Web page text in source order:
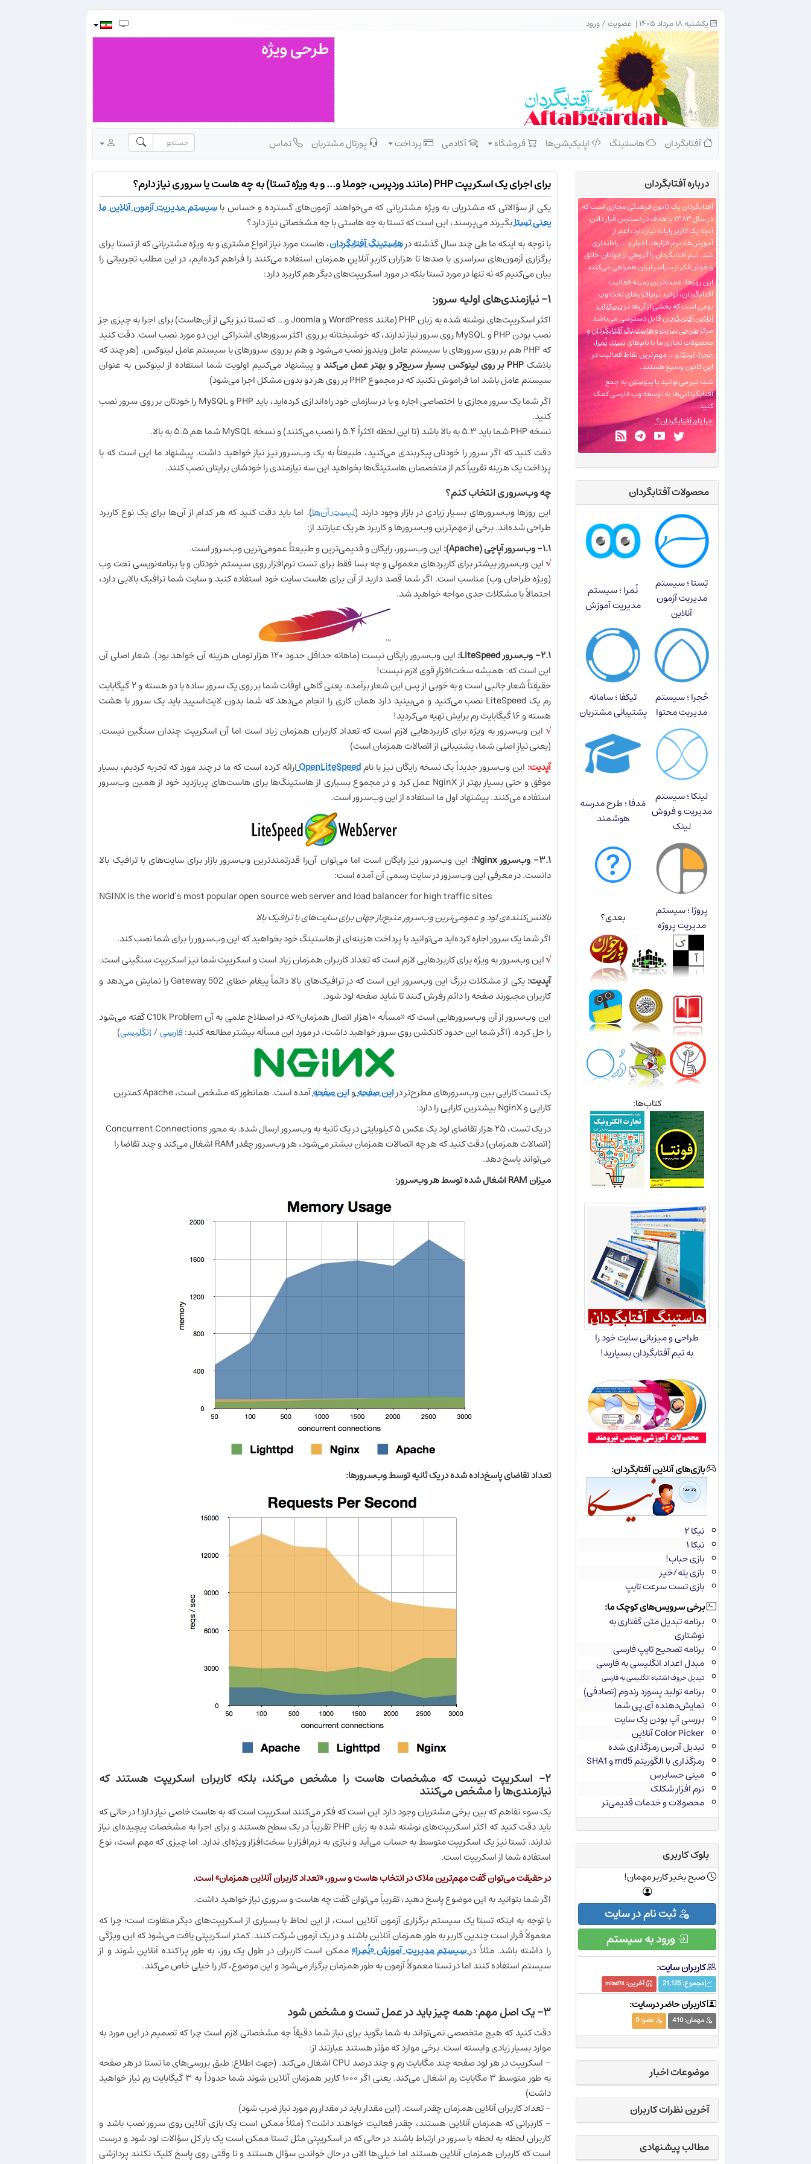
یکشنبه ۱۸ مرداد ۱۴۰۵ | عضویت/ورود
آفتابگردان هاستینگ اپلیکیشن‌ها فروشگاه آکادمی پرداخت پورتال مشتریان تماس
برای اجرای یک اسکریپت PHP (مانند وردپرس، جوملا و... و به ویژه تستا) به چه هاست یا سروری نیاز دارم؟
یکی از سؤالاتی که مشتریان به ویژه مشتریانی که می‌خواهند آزمون‌های گسترده و حساس باسیستم مدیریت آزمون آنلاین ما
یعنی تستابگیرند می‌پرسند، این است که تستا به چه هاستی با چه مشخصاتی نیاز دارد؟
با توجه به اینکه ما طی چند سال گذشته درهاستینگ آفتابگردان، هاست مورد نیاز انواع مشتری و به ویژه مشتریانی که از تستا برای
برگزاری آزمون‌های سراسری با صدها تا هزاران کاربرِ آنلاینِ همزمان استفاده می‌کنند را فراهم کرده‌ایم، در این مطلب تجربیاتی را
بیان می‌کنیم که نه تنها در مورد تستا بلکه در مورد اسکریپت‌های دیگر هم کاربرد دارد:
۱- نیازمندی‌های اولیه سرور:
اکثر اسکریپت‌های نوشته شده به زبان PHP (مانند WordPress و Joomla و... که تستا نیز یکی از آن‌هاست) برای اجرا به چیزی جز
نصب بودن PHP و MySQL روی سرور نیاز ندارند، که خوشبختانه بر روی اکثر سرورهای اشتراکی این دو مورد نصب است. دقت کنید
که PHP هم بر روی سرورهای با سیستم عامل ویندوز نصب می‌شود و هم بر روی سرورهای با سیستم عامل لینوکس. (هر چند که
بلاشکPHP بر روی لینوکس بسیار سریع‌تر و بهتر عمل می‌کند
و پیشنهاد می‌کنیم اولویت شما استفاده از لینوکس به عنوان
سیستم عامل باشد اما فراموش نکنید که در مجموع PHP بر روی هر دو بدون مشکل اجرا می‌شود)
اگر شما یک سرور مجازی یا اختصاصی اجاره و یا در سازمان خود راه‌اندازی کرده‌اید، باید PHP و MySQL را خودتان بر روی سرور نصب
کنید.
نسخه PHP شما باید ۵.۳ به بالا باشد (تا این لحظه اکثراً ۵.۴ را نصب می‌کنند) و نسخه MySQL شما هم ۵.۵ به بالا.
دقت کنید که اگر سرور را خودتان پیکربندی می‌کنید، طبیعتاً به یک وب‌سرور نیز نیاز خواهید داشت. پیشنهاد ما این است که با
پرداخت یک هزینه تقریباً کم از متخصصان هاستینگ‌ها بخواهید این سه نیازمندی را خودشان برایتان نصب کنند.
چه وب‌سروری انتخاب کنم؟
این روزها وب‌سرورهای بسیار زیادی در بازار وجود دارند (لیست آن‌ها). اما باید دقت کنید که هر کدام از آن‌ها برای یک نوع کاربرد
طراحی شده‌اند. برخی از مهم‌ترین وب‌سرورها و کاربرد هر یک عبارتند از:
۱.۱- وب‌سرور آپاچی (Apache):
این وب‌سرور، رایگان و قدیمی‌ترین و طبیعتاً عمومی‌ترین وب‌سرور است.
√این وب‌سرور بیشتر برای کاربردهای معمولی و چه بسا فقط برای تست نرم‌افزار روی سیستم خودتان و یا برنامه‌نویسی تحت وب
(ویژه طراحان وب) مناسب است. اگر شما قصد دارید از آن برای هاست سایت خود استفاده کنید و سایت شما ترافیک بالایی دارد،
احتمالاً با مشکلات جدی مواجه خواهید شد.
۲.۱- وب‌سرور LiteSpeed:
این وب‌سرور رایگان نیست (ماهانه حداقل حدود ۱۲۰ هزار تومان هزینه آن خواهد بود). شعار اصلی آن
این است که: همیشه سخت‌افزارِ قوی لازم نیست!
حقیقتاً شعار جالبی است و به خوبی از پس این شعار برآمده. یعنی گاهی اوقات شما بر روی یک سرور ساده با دو هسته و ۲ گیگابایت
رم یک LiteSpeed نصب می‌کنید و می‌بینید دارد همان کاری را انجام می‌دهد که شما بدون لایت‌اسپید باید یک سرور با هشت
هسته و ۱۶ گیگابایت رم برایش تهیه می‌کردید!
√ این وب‌سرور به ویژه برای کاربردهایی لازم است که تعداد کاربران همزمان زیاد است اما آن اسکریپت چندان سنگین نیست.
(یعنی نیازِ اصلی شما، پشتیبانی از اتصالات همزمان است)
آپدیت: این وب‌سرور جدیداً یک نسخه رایگان نیز با نامOpenLiteSpeedارائه کرده است که ما در چند مورد که تجربه کردیم، بسیار
موفق و حتی بسیار بهتر از NginX عمل کرد و در مجموع بسیاری از هاستینگ‌ها برای هاست‌های پربازدید خود از همین وب‌سرور
استفاده می‌کنند. پیشنهاد اول ما استفاده از این وب‌سرور است.
۳.۱- وب‌سرور Nginx:
این وب‌سرور نیز رایگان است اما می‌توان آن‌را قدرتمندترین وب‌سرور بازار برای سایت‌های با ترافیک بالا
دانست. در معرفی این وب‌سرور در سایت رسمی آن آمده است:
NGINX is the world’s most popular open source web server and load balancer for high traffic sites
بالانس‌کننده‌ی لود و عمومی‌ترین وب‌سرور منبع‌باز جهان برای سایت‌های با ترافیک بالا
اگر شما یک سرور اجاره کرده‌اید می‌توانید با پرداخت هزینه‌ای از هاستینگ خود بخواهید که این وب‌سرور را برای شما نصب کند.
√این وب‌سرور به ویژه برای کاربردهایی لازم است که تعداد کاربران همزمان زیاد است و اسکریپت شما نیز اسکریپت سنگینی است.
آپدیت:
یکی از مشکلات بزرگ این وب‌سرور این است که در ترافیک‌های بالا دائماً پیغام خطای Gateway 502 را نمایش می‌دهد و
کاربران مجبورند صفحه را دائم رفرش کنند تا شاید صفحه لود شود.
این وب‌سرور از آن وب‌سرورهایی است که «مسأله ۱۰هزار اتصال همزمان» که در اصطلاح علمی به آن C10k Problem گفته می‌شود
را حل کرده. (اگر شما این حدود کانکشن روی سرور خواهید داشت، در مورد این مسأله بیشتر مطالعه کنید:فارسی/انگلیسی)
یک تست کارایی بین وب‌سرورهای مطرح‌تر دراین صفحهواین صفحه
آمده است. همانطور که مشخص است، Apache کمترین
کارایی و NginX بیشترین کارایی را دارد:
در یک تست، ۲۵ هزار تقاضای لود یک عکس ۵ کیلوبایتی در یک ثانیه به وب‌سرور ارسال شده. به محور Concurrent Connections
(اتصالات همزمان) دقت کنید که هر چه اتصالات همزمان بیشتر می‌شود، هر وب‌سرور چقدر RAM اشغال می‌کند و چند تقاضا را
می‌تواند پاسخ دهد.
میزان RAM اشغال شده توسط هر وب‌سرور:
تعداد تقاضای پاسخ‌داده شده در یک ثانیه توسط وب‌سرورها:
۲- اسکریپت نیست که مشخصات هاست را مشخص می‌کند، بلکه کاربران اسکریپت هستند که
نیازمندی‌ها را مشخص می‌کنند
یک سوء تفاهم که بین برخی مشتریان وجود دارد این است که فکر می‌کنند اسکریپت است که به هاست خاصی نیاز دارد! در حالی که
باید دقت کنید که اکثر اسکریپت‌های نوشته شده به زبان PHP تقریباً در یک سطح هستند و برای اجرا به مشخصات پیچیده‌ای نیاز
ندارند. تستا نیز یک اسکریپت متوسط به حساب می‌آید و نیازی به نرم‌افزار یا سخت‌افزار ویژه‌ای ندارد. اما چیزی که مهم است، نوع
استفاده شما از اسکریپت است.
در حقیقت می‌توان گفت مهم‌ترین ملاک در انتخاب هاست و سرور، «تعداد کاربران آنلاین همزمان» است.
اگر شما بتوانید به این موضوع پاسخ دهید، تقریباً می‌توان گفت چه هاست و سروری نیاز خواهید داشت.
با توجه به اینکه تستا یک سیستم برگزاری آزمون آنلاین است، از این لحاظ با بسیاری از اسکریپت‌های دیگر متفاوت است؛ چرا که
معمولاً قرار است چندین کاربر به طور همزمان آنلاین باشند و در یک آزمون شرکت کنند. کمتر اسکریپتی یافت می‌شود که این ویژگی
را داشته باشد. مثلاً درسیستم مدیریت آموزش «نُمرا»ممکن است کاربران در طول یک روز، به طور پراکنده آنلاین شوند و از
سیستم استفاده کنند اما در تستا معمولاً آزمون به طور همزمان برگزار می‌شود و این موضوع، کار را خیلی خاص می‌کند.
۳- یک اصل مهم: همه چیز باید در عمل تست و مشخص شود
دقت کنید که هیچ متخصصی نمی‌تواند به شما بگوید برای نیاز شما دقیقاً چه مشخصاتی لازم است چرا که تصمیم در این مورد به
موارد بسیار زیادی وابسته است. برخی موارد که مؤثر هستند عبارتند از:
- اسکریپت در هر لود صفحه چند مگابایت رم و چند درصد CPU اشغال می‌کند. (جهت اطلاع: طبق بررسی‌های ما تستا در هر صفحه
به طور متوسط ۳ مگابایت رم اشغال می‌کند. یعنی اگر ۱۰۰۰ کاربر همزمان آنلاین شوند شما حدوداً به ۳ گیگابایت رم نیاز خواهید
داشت)
- تعداد کاربران آنلاین همزمان چقدر است. (این مقدار باید در مقدار رم مورد نیاز ضرب شود)
- کاربرانی که همزمان آنلاین هستند، چقدر فعالیت خواهند داشت؟ (مثلاً ممکن است یک بازی آنلاین روی سرور نصب باشد و
کاربران لحظه به لحظه با سرور در ارتباط باشند در حالی که در اسکریپتی مثل تستا ممکن است یک بار کل سؤالات لود شود و درست
است که کاربران همزمان آنلاین هستند اما خیلی‌ها الان در حال خواندن سؤال هستند و تا وقتی روی پاسخ کلیک نکنند پردازشی
درباره‌ آفتابگردان
آفتابگردان یک کانون فرهنگی مجازی است که
در سال ۱۳۸۳ با هدف در دسترس قرار دادن
آنچه یک کاربر رایانه نیاز دارد، اعم از
آموزش‌ها، نرم‌افزارها، اخبار و ... راه‌اندازی
شد. تیم آفتابگردان را گروهی از جوانان خلاق
و خوش‌فکر از سراسر ایران همراهی می‌کنند.
این روزها، عمده‌ترین زمینه فعالیت
آفتابگردان، تولید نرم‌افزارهای تحت وب
بومی است که بخشی از آن‌ها دردسکتاپ
آنلاین آفتابگردانقابل دسترسی می‌باشد.
مرکزطراحی سایت و هاستینگ آفتابگردانو
محصولات تجاری ما با نام‌هایتِستا،نُمرا،
حُجرا،لینکاو... مهم‌ترین نقاط فعالیت در
این کانون وسیع هستند.
شما نیز می‌توانید باپیوستنبه جمع
آفتابگردانی‌ها به توسعه وب فارسی کمک
کنید...
چرا نام آفتابگردان؟
محصولات آفتابگردان
تِستا ؛ سیستم
مدیریت آزمون
آنلاین
نُمرا ؛ سیستم
مدیریت آموزش
حُجرا ؛ سیستم
مدیریت محتوا
تیکفا ؛ سامانه
پشتیبانی مشتریان
لینکا ؛ سیستم
مدیریت و فروش
لینک
مَدفا ؛ طرح مدرسه
هوشمند
پروژا ؛ سیستم
مدیریت پروژه
بعدی؟
کتاب‌ها:
طراحی و میزبانی سایت خود را
به تیم آفتابگردان بسپارید!
بازی‌های آنلاین آفتابگردان:
نیکا ۲
نیکا ۱
بازی حباب!
بازی بله/خیر
بازی تست سرعت تایپ
برخی سرویس‌های کوچک ما:
برنامه تبدیل متن گفتاری به
نوشتاری
برنامه تصحیح تایپ فارسی
مبدل اعداد انگلیسی به فارسی
تبدیل حروف اشتباه انگلیسی به فارسی
برنامه تولید پسورد رندوم (تصادفی)
نمایش‌دهنده آی.پی شما
بررسی آپ بودن یک سایت
Color Picker آنلاین
تبدیل آدرس رمزگذاری شده
رمزگذاری با الگوریتم md5 و SHA1
مینی حسابرس
نرم افزار شکلک
محصولات و خدمات قدیمی‌تر
بلوک کاربری
صبح بخیر کاربر مهمان!
ثبت نام در سایت
ورود به سیستم
کاربران سایت:
مجموع:21,125 آخرین:milad74
کاربران حاضر درسایت:
مهمان:410 عضو:0
موضوعات اخبار
آخرین نظرات کاربران
مطالب پیشنهادی